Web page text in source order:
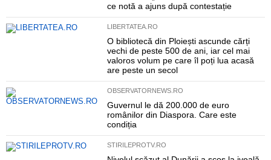
ce notă a ajuns după contestație
LIBERTATEA.RO
O bibliotecă din Ploiești ascunde cărți
vechi de peste 500 de ani, iar cel mai
valoros volum pe care îl poți lua acasă
are peste un secol
OBSERVATORNEWS.RO
Guvernul le dă 200.000 de euro
românilor din Diaspora. Care este
condiția
STIRILEPROTV.RO